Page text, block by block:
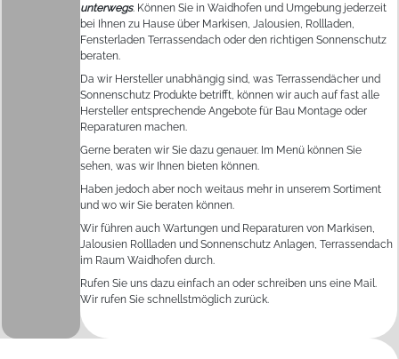
unterwegs. Können Sie in Waidhofen und Umgebung jederzeit
bei Ihnen zu Hause über Markisen, Jalousien, Rollladen,
Fensterladen Terrassendach oder den richtigen Sonnenschutz
beraten.
Da wir Hersteller unabhängig sind, was Terrassendächer und
Sonnenschutz Produkte betrifft, können wir auch auf fast alle
Hersteller entsprechende Angebote für Bau Montage oder
Reparaturen machen.
Gerne beraten wir Sie dazu genauer. Im Menü können Sie
sehen, was wir Ihnen bieten können.
Haben jedoch aber noch weitaus mehr in unserem Sortiment
und wo wir Sie beraten können.
Wir führen auch Wartungen und Reparaturen von Markisen,
Jalousien Rollladen und Sonnenschutz Anlagen, Terrassendach
im Raum Waidhofen durch.
Rufen Sie uns dazu einfach an oder schreiben uns eine Mail.
Wir rufen Sie schnellstmöglich zurück.